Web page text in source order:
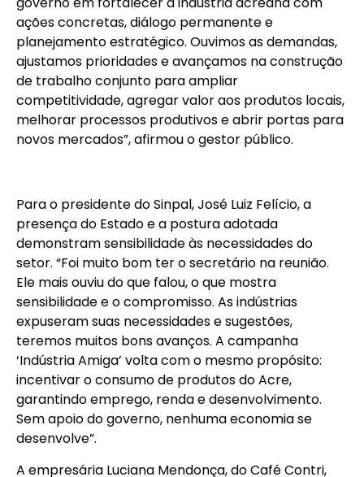
ações concretas, diálogo permanente e
planejamento estratégico. Ouvimos as demandas,
ajustamos prioridades e avançamos na construção
de trabalho conjunto para ampliar
competitividade, agregar valor aos produtos locais,
melhorar processos produtivos e abrir portas para
novos mercados”, afirmou o gestor público.
Para o presidente do Sinpal, José Luiz Felício, a
presença do Estado e a postura adotada
demonstram sensibilidade às necessidades do
setor. “Foi muito bom ter o secretário na reunião.
Ele mais ouviu do que falou, o que mostra
sensibilidade e o compromisso. As indústrias
expuseram suas necessidades e sugestões,
teremos muitos bons avanços. A campanha
‘Indústria Amiga’ volta com o mesmo propósito:
incentivar o consumo de produtos do Acre,
garantindo emprego, renda e desenvolvimento.
Sem apoio do governo, nenhuma economia se
desenvolve”.
A empresária Luciana Mendonça, do Café Contri,